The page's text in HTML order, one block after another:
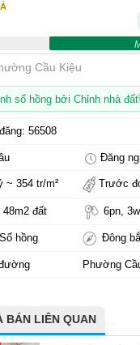
Cầu Kiệu
sổ hồng bởi Chỉnh nhà đất
56508
Đăng
~ 354 tr/m² Trước
đất 6pn,
hồng Đông
Phường
BÁN LIÊN QUAN